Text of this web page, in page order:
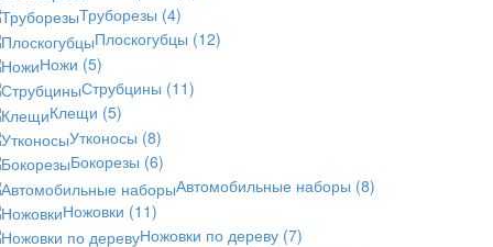
Труборезы (4)
Плоскогубцы (12)
Ножи (5)
Струбцины (11)
Клещи (5)
Утконосы (8)
Бокорезы (6)
Автомобильные наборы (8)
Ножовки (11)
Ножовки по дереву (7)